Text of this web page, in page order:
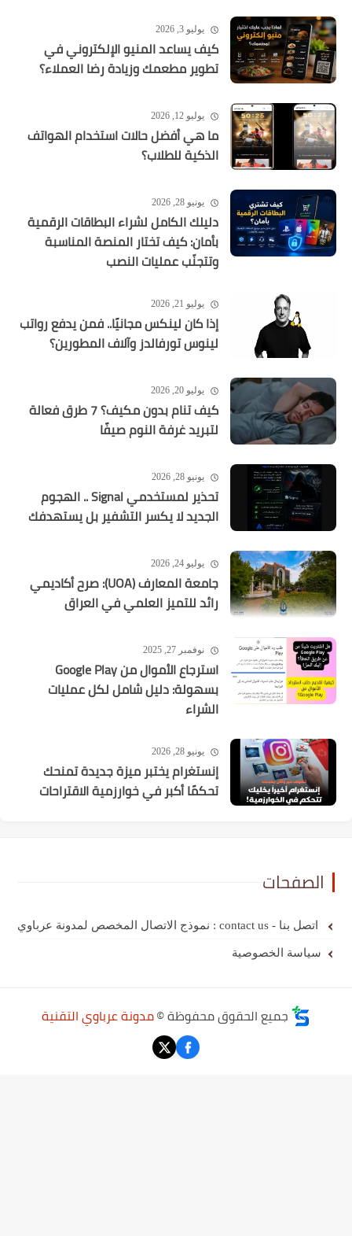
يوليو 3, 2026
كيف يساعد المنيو الإلكتروني في
تطوير مطعمك وزيادة رضا العملاء؟
يوليو 12, 2026
ما هي أفضل حالات استخدام الهواتف
الذكية للطلاب؟
يونيو 28, 2026
دليلك الكامل لشراء البطاقات الرقمية
بأمان: كيف تختار المنصة المناسبة
وتتجنّب عمليات النصب
يوليو 21, 2026
إذا كان لينكس مجانيًا.. فمن يدفع رواتب
لينوس تورفالدز وآلاف المطورين؟
يوليو 20, 2026
كيف تنام بدون مكيف؟ 7 طرق فعالة
لتبريد غرفة النوم صيفًا
يونيو 28, 2026
تحذير لمستخدمي Signal .. الهجوم
الجديد لا يكسر التشفير بل يستهدفك
يوليو 24, 2026
جامعة المعارف (UOA): صرح أكاديمي
رائد للتميز العلمي في العراق
نوفمبر 27, 2025
استرجاع الأموال من Google Play
بسهولة: دليل شامل لكل عمليات
الشراء
يونيو 28, 2026
إنستغرام يختبر ميزة جديدة تمنحك
تحكمًا أكبر في خوارزمية الاقتراحات
الصفحات
اتصل بنا - contact us : نموذج الاتصال المخصص لمدونة عرباوي
سياسة الخصوصية
جميع الحقوق محفوظة ©مدونة عرباوي التقنية